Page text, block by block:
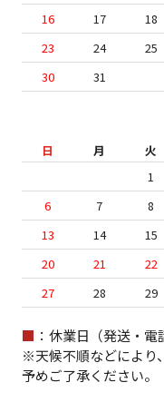
16
17 18
23
24 25
30
31
日
月 火
1
6
7 8
13
14 15
20
21 22
27
28 29
■ ：休業日（発送・電
※天候不順などにより
予めご了承ください。